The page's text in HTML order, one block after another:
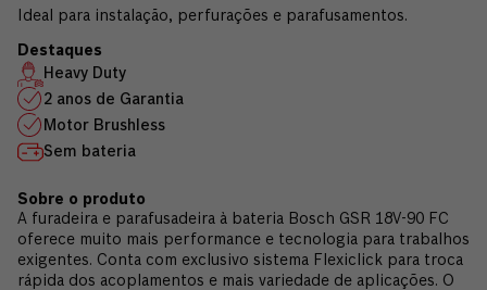
Ideal para instalação, perfurações e parafusamentos.
Heavy Duty
2 anos de Garantia
Motor Brushless
Sem bateria
A furadeira e parafusadeira à bateria Bosch GSR 18V-90 FC
oferece muito mais performance e tecnologia para trabalhos
exigentes. Conta com exclusivo sistema Flexiclick para troca
rápida dos acoplamentos e mais variedade de aplicações. O